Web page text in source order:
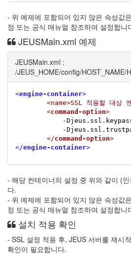
- 위 예제에 포함되어 있지 않은 속성값
정 또는 공식 매뉴얼 참조하여 설정합니
JEUSMain.xml 예제
JEUSMain.xml :
/JEUS_HOME/config/HOST_NAME/
<engine-container>
<name>SSL 적용할 대상
<command-option>
-
-
</command-option>
</engine-container>
- 해당 컨테이너의 설정 중 위와 같이 (
다.
- 위 예제에 포함되어 있지 않은 속성값
정 또는 공식 매뉴얼 참조하여 설정합니
설치 적용 확인
- SSL 설정 적용 후, JEUS 서버를 재시
확인이 필요합니다.